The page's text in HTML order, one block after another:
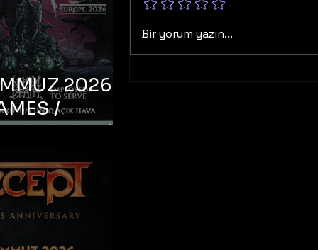
Bir yorum yazın...
2026 –
/
DEATH /
– İstanbul,
Uniq